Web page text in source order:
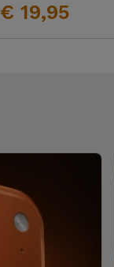
€ 19,95